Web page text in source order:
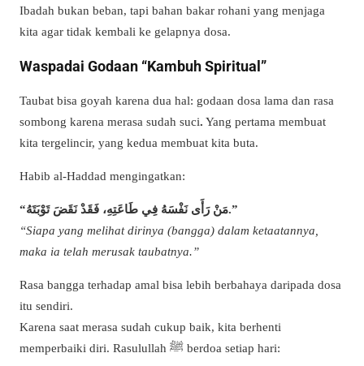
Ibadah bukan beban, tapi bahan bakar rohani yang menjaga
kita agar tidak kembali ke gelapnya dosa.
Waspadai Godaan “Kambuh Spiritual”
Taubat bisa goyah karena dua hal: godaan dosa lama dan rasa
sombong karena merasa sudah suci. Yang pertama membuat
kita tergelincir, yang kedua membuat kita buta.
Habib al-Haddad mengingatkan:
“مَنْ رَأَى نَفْسَهُ فِي طَاعَتِهِ، فَقَدْ نَقَضَ تَوْبَتَهُ.”
“Siapa yang melihat dirinya (bangga) dalam ketaatannya,
maka ia telah merusak taubatnya.”
Rasa bangga terhadap amal bisa lebih berbahaya daripada dosa
itu sendiri.
Karena saat merasa sudah cukup baik, kita berhenti
memperbaiki diri. Rasulullah ﷺ berdoa setiap hari: